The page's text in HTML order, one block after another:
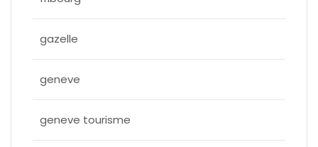
gazelle
geneve
geneve tourisme